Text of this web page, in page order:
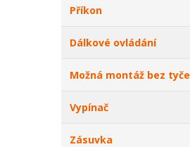
Příkon
Dálkové ovládání
Možná montáž bez tyče
Vypínač
Zásuvka